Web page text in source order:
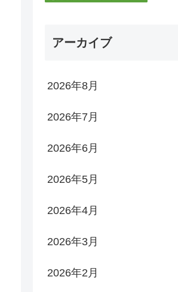
アーカイブ
2026年8月
2026年7月
2026年6月
2026年5月
2026年4月
2026年3月
2026年2月